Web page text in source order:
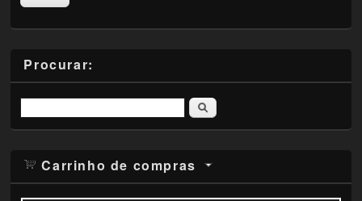
Procurar:
Pesquisar
Carrinho de compras